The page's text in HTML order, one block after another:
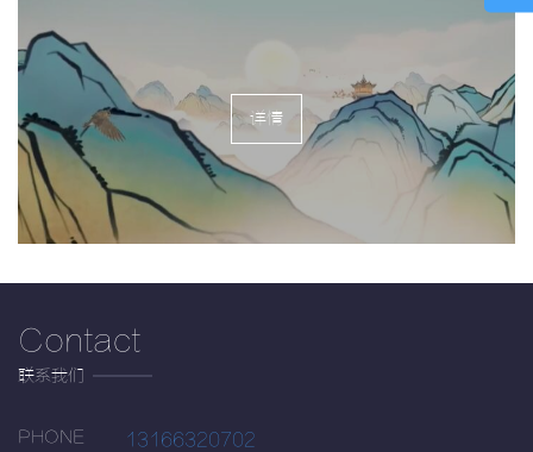
详情
Contact
联系我们
PHONE 13166320702